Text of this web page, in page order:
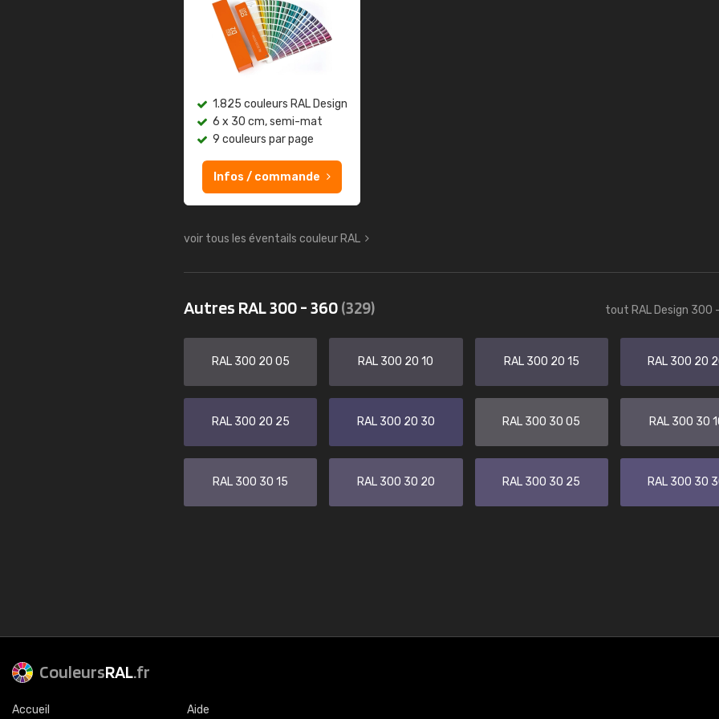
1.825 couleurs RAL Design
6 x 30 cm, semi-mat
9 couleurs par page
Infos / commande
voir tous les éventails couleur RAL
Autres RAL 300 - 360(329) tout RAL Design 300
RAL 300 20 05 RAL 300 20 10 RAL 300 20 15 RAL 300 20
RAL 300 20 25 RAL 300 20 30 RAL 300 30 05 RAL 300 30
RAL 300 30 15 RAL 300 30 20 RAL 300 30 25 RAL 300 30
CouleursRAL.fr
Accueil Aide